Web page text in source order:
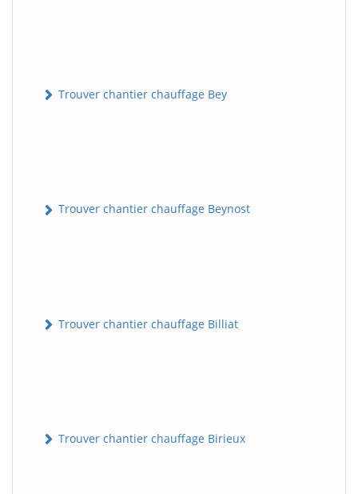
Trouver chantier chauffage Bey
Trouver chantier chauffage Beynost
Trouver chantier chauffage Billiat
Trouver chantier chauffage Birieux